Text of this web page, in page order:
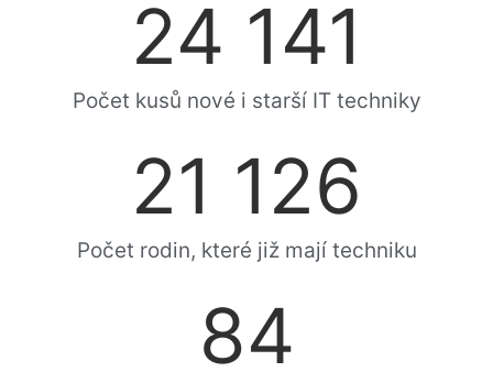
Počet kusů nové i starší IT techniky
24 141
Počet rodin, které již mají techniku
21 126
84